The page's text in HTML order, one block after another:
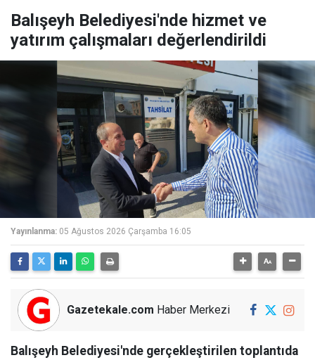
Balışeyh Belediyesi'nde hizmet ve
yatırım çalışmaları değerlendirildi
Yayınlanma: 05 Ağustos 2026 Çarşamba 16:05
Gazetekale.com Haber Merkezi
Balışeyh Belediyesi'nde gerçekleştirilen toplantıda